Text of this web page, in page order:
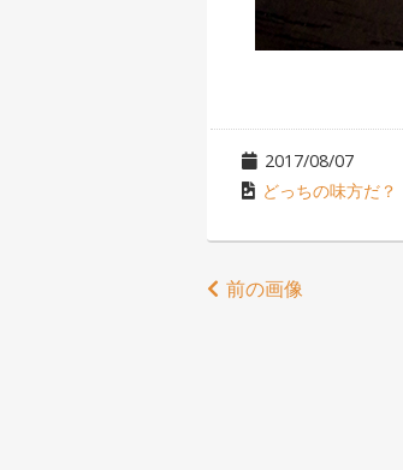
2017/08/07
どっちの味方だ？
前の画像